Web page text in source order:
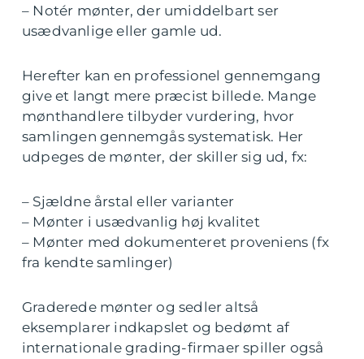
– Notér mønter, der umiddelbart ser
usædvanlige eller gamle ud.
Herefter kan en professionel gennemgang
give et langt mere præcist billede. Mange
mønthandlere tilbyder vurdering, hvor
samlingen gennemgås systematisk. Her
udpeges de mønter, der skiller sig ud, fx:
– Sjældne årstal eller varianter
– Mønter i usædvanlig høj kvalitet
– Mønter med dokumenteret proveniens (fx
fra kendte samlinger)
Graderede mønter og sedler altså
eksemplarer indkapslet og bedømt af
internationale grading-firmaer spiller også